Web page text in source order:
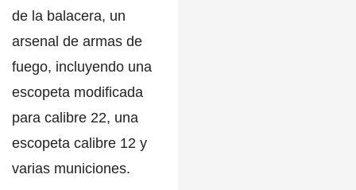
de la balacera, un
arsenal de armas de
fuego, incluyendo una
escopeta modificada
para calibre 22, una
escopeta calibre 12 y
varias municiones.